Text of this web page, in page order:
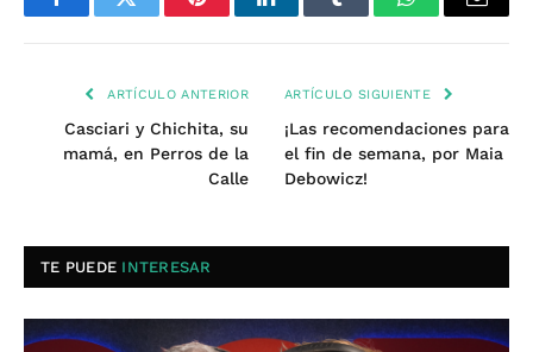
FacebookTwitter PinterestLinkedInTumblr WhatsAppEmail
ARTÍCULO ANTERIOR
Casciari y Chichita, su
mamá, en Perros de la
Calle
ARTÍCULO SIGUIENTE
¡Las recomendaciones para
el fin de semana, por Maia
Debowicz!
TE PUEDE INTERESAR